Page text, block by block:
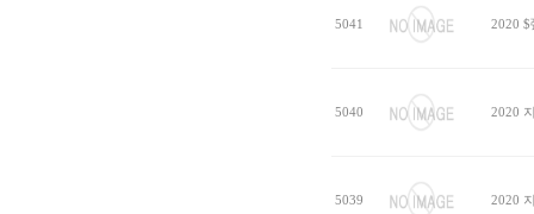
5041 2020
5040 2020
5039 2020